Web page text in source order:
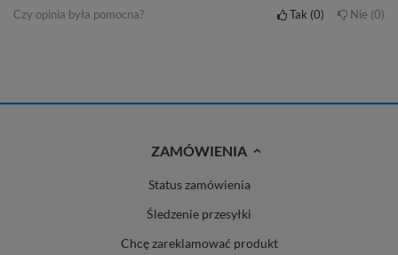
Czy opinia była pomocna?
Tak 0 Nie 0
ZAMÓWIENIA
Status zamówienia
Śledzenie przesyłki
Chcę zareklamować produkt